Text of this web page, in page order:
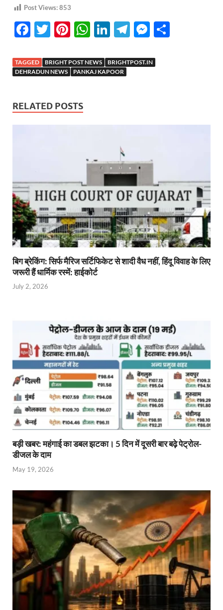
Post Views:853
F
e
b
o
k
T
itt
er
Pi
er
es
W
at
s
Li
k
e
T
e
M
se
TAGGED BRIGHT POST NEWS
BRIGHTPOST.IN
DEHRADUN NEWS
PANKAJ KAPOOR
RELATED POSTS
बिग ब्रेकिंग: सिर्फ मैरिज सर्टिफिकेट से शादी वैध नहीं, हिंदू विवाह के लिए
जरूरी हैं धार्मिक रस्में: हाईकोर्ट
July 2, 2026
बड़ी खबर: महंगाई का डबल झटका। 5 दिन में दूसरी बार बढ़े पेट्रोल-
डीजल के दाम
May 19, 2026